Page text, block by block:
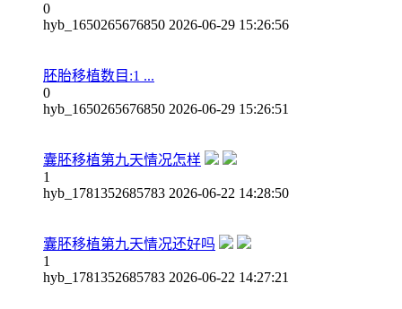
0
hyb_1650265676850 2026-06-29 15:26:56
胚胎移植数目:1 ...
0
hyb_1650265676850 2026-06-29 15:26:51
囊胚移植第九天情况怎样
1
hyb_1781352685783 2026-06-22 14:28:50
囊胚移植第九天情况还好吗
1
hyb_1781352685783 2026-06-22 14:27:21